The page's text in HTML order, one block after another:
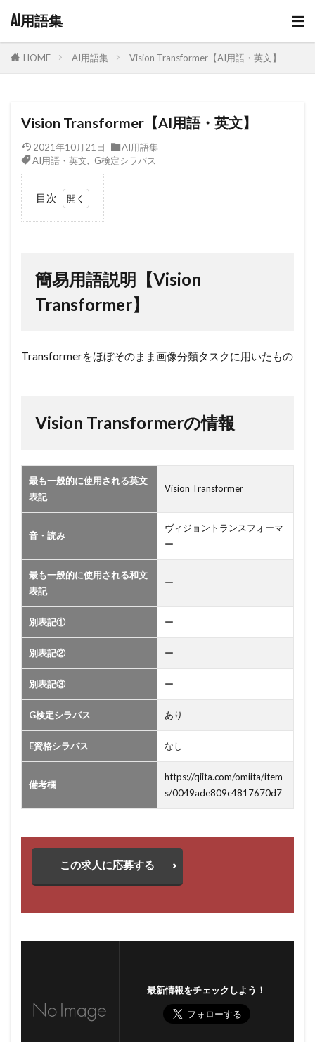
AI用語集
HOME AI用語集 Vision Transformer【AI用語・英文】
Vision Transformer【AI用語・英文】
2021年10月21日
AI用語集
AI用語・英文
G検定シラバス
目次
2
Vision
の情報
簡易用語説明【Vision
Transformer】
Transformerをほぼそのまま画像分類タスクに用いたもの
Vision Transformerの情報
最も一般的に使用される英文
表記
Vision Transformer
音・読み
ヴィジョントランスフォーマ
ー
最も一般的に使用される和文
表記
ー
別表記① ー
別表記② ー
別表記③ ー
G検定シラバス あり
E資格シラバス なし
備考欄
https://qiita.com/omiita/item
s/0049ade809c4817670d7
この求人に応募する
最新情報をチェックしよう！